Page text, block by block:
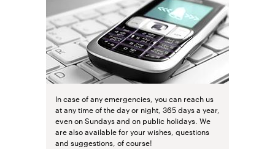
In case of any emergencies, you can reach us
at any time of the day or night, 365 days a year,
even on Sundays and on public holidays. We
are also available for your wishes, questions
and suggestions, of course!